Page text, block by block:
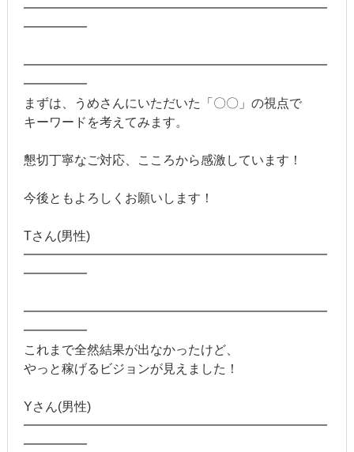
━━━━━━━━━━━━━━━━━━━━━━━━
━━━━━
━━━━━━━━━━━━━━━━━━━━━━━━
━━━━━
まずは、うめさんにいただいた「〇〇」の視点で
キーワードを考えてみます。
懇切丁寧なご対応、こころから感激しています！
今後ともよろしくお願いします！
Tさん(男性)
━━━━━━━━━━━━━━━━━━━━━━━━
━━━━━
━━━━━━━━━━━━━━━━━━━━━━━━
━━━━━
これまで全然結果が出なかったけど、
やっと稼げるビジョンが見えました！
Yさん(男性)
━━━━━━━━━━━━━━━━━━━━━━━━
━━━━━